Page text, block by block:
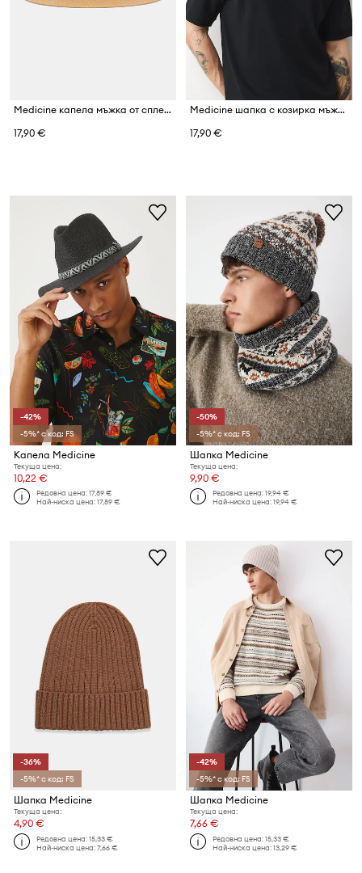
Medicine капела мъжка от сплетена материя
17,90 €
Medicine шапка с козирка мъжка
17,90 €
-42%
-5%* с код: FS
Капела Medicine
Текуща цена:
10,22 €
Редовна цена:17,89 €
Най-ниска цена:17,89 €
-50%
-5%* с код: FS
Шапка Medicine
Текуща цена:
9,90 €
Редовна цена:19,94 €
Най-ниска цена:19,94 €
-36%
-5%* с код: FS
Шапка Medicine
Текуща цена:
4,90 €
Редовна цена:15,33 €
Най-ниска цена:7,66 €
-42%
-5%* с код: FS
Шапка Medicine
Текуща цена:
7,66 €
Редовна цена:15,33 €
Най-ниска цена:13,29 €